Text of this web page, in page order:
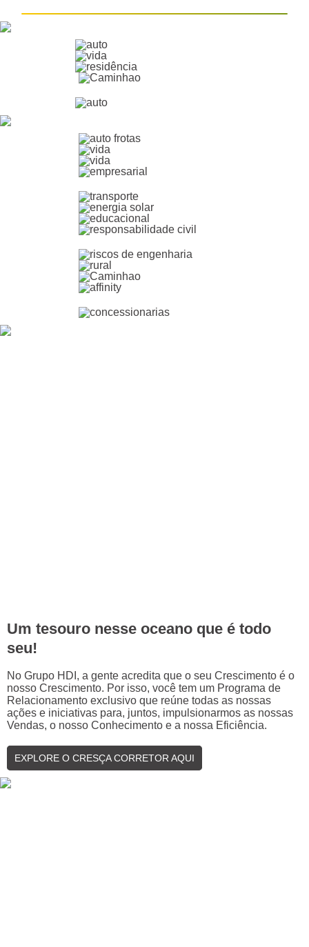
Um tesouro nesse oceano que é todo
seu!
No Grupo HDI, a gente acredita que o seu Crescimento é o
nosso Crescimento. Por isso, você tem um Programa de
Relacionamento exclusivo que reúne todas as nossas
ações e iniciativas para, juntos, impulsionarmos as nossas
Vendas, o nosso Conhecimento e a nossa Eficiência.
EXPLORE O CRESÇA CORRETOR AQUI